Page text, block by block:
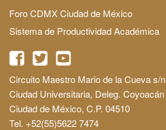
Foro CDMX Ciudad de México
Sistema de Productividad Académica
Circuito Maestro Mario de la Cueva s/n
Ciudad Universitaria, Deleg. Coyoacán
Ciudad de México, C.P. 04510
Tel. +52(55)5622 7474